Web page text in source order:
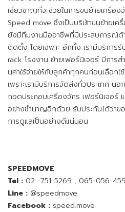
เชี่ยวชาญที่จะช่วยในการขนย้ายเครื่อง
Speed move ซึ่งเป็นบริษัทขนย้ายเค
ยังมีทีมงานมืออาชีพที่มีประสบการณ์ด้
ติดตั้ง โดยเฉพาะ อีกทั้ง เรามีบริการ
rack โรงงาน ย้ายเฟอร์นิเจอร์ มีการ
นค่าใช้จ่ายให้กับลูกค้าทุกคนก่อนเลือก
เพราะเรามีบริการจัดส่งทั่วประเทศ น
ถอดประกอบเครื่องจักร เฟอร์นิเจอร์
อย่างชำนาญอีกด้วย รับประกันได้ว่าข
การดูแลเป็นอย่างดีแน่นอน
SPEEDMOVE
Tel : 02 -751-5269 , 065-056-
Line : @speedmove
Facebook : speed.move